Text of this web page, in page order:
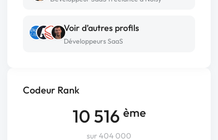
Codeur Rank
10 516 ème
sur 404 000
Voir d’autres profils
Développeurs SaaS